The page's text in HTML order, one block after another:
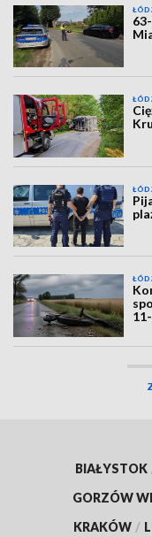
BIAŁYSTOK
GORZÓW
KRAKÓW /